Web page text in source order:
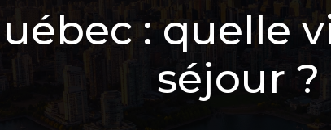
: quelle
séjour ?